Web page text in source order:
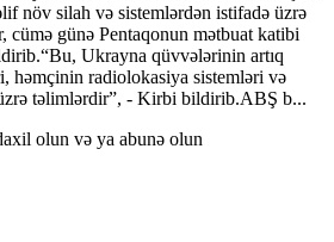
növ silah və sistemlərdən istifadə üzrə
cümə günə Pentaqonun mətbuat katibi
Ukrayna qüvvələrinin artıq
həmçinin radiolokasiya sistemləri və
təlimlərdir”, - Kirbi bildirib.ABŞ b...
olun və ya abunə olun